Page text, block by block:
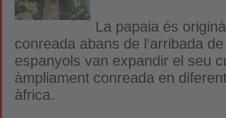
La papaia és
conreada abans de l'arribada
espanyols van expandir el seu
àmpliament conreada en
àfrica.